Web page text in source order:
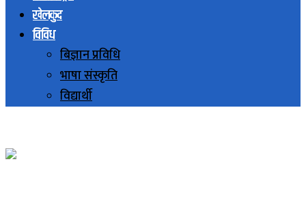
खेलकुद
विविध
बिज्ञान प्रविधि
भाषा संस्कृति
विद्यार्थी